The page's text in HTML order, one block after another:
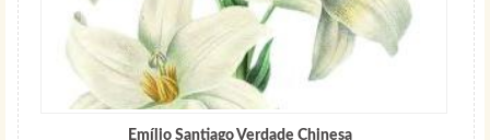
Emílio Santiago Verdade Chinesa